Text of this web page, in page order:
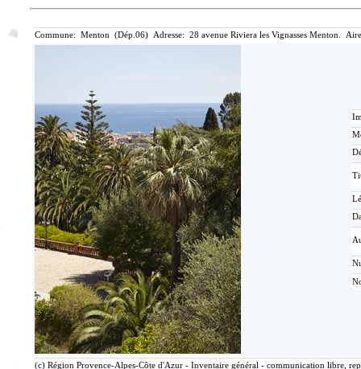
Commune: Menton (Dép.06) Adresse: 28 avenue Riviera les Vignasses Menton.
(c) Région Provence-Alpes-Côte d'Azur - Inventaire général - communication libre,